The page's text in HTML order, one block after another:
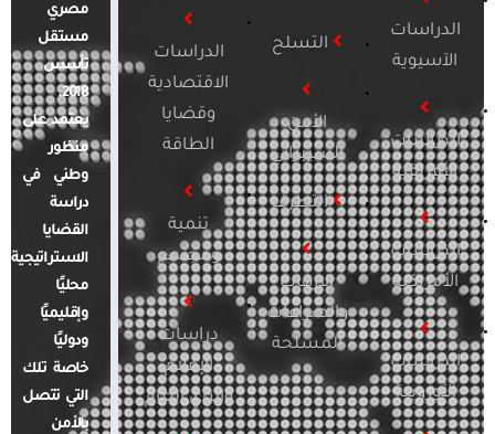
الدراسات
الآسيوية
الدراسات
الأفريقية
الدراسات
الأمريكية
الدراسات
الأوروبية
التسلح
الأمن
السيبراني
التطرف
الإرهاب
والصراعات
المسلحة
الدراسات
الاقتصادية
وقضايا
الطاقة
تنمية
ومجتمع
دراسات
الإعلام
والرأي العام
مصري
مستقل
تأسس
2018.
يعتمد على
منظور
وطني في
دراسة
القضايا
الاستراتيجية
محليًا
وإقليميًا
ودوليًا
خاصة تلك
التي تتصل
بالأمن